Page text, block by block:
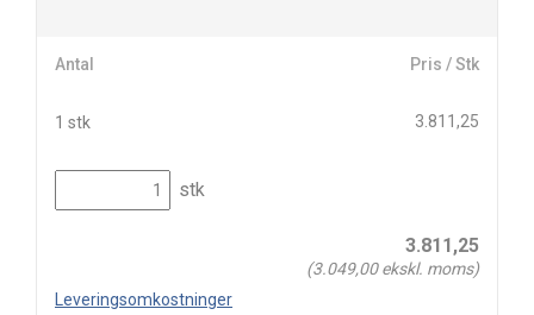
Antal Pris / Stk
1 stk 3.811,25
stk
3.811,25
(3.049,00ekskl. moms)
Leveringsomkostninger